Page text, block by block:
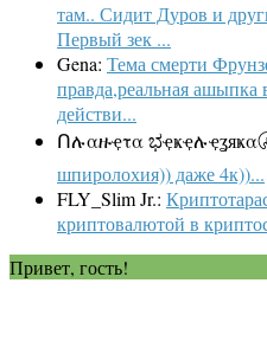
там.. Сидит Дуров и
Первый зек ...
Gena: Тема смерти
правда,реальная ашыпка
действи...
Ոሉαዙҿτα ಭҿҝҿሉҿʓяҝα
шпиролохия)) даже 4к))...
FLY_Slim Jr.:
криптовалютой в
Привет, гость!